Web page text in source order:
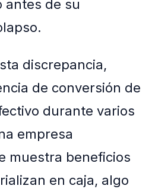
antes de su
discrepancia,
de conversión de
durante varios
empresa
muestra beneficios
en caja, algo